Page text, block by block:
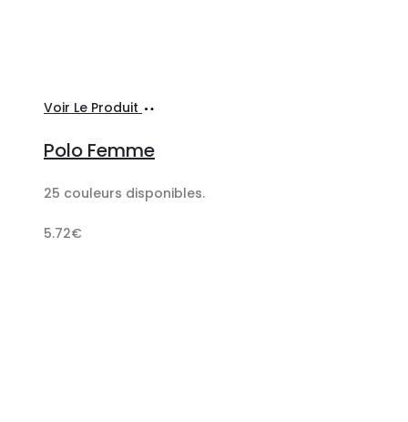
Voir Le Produit
Polo Femme
25 couleurs disponibles.
5.72€